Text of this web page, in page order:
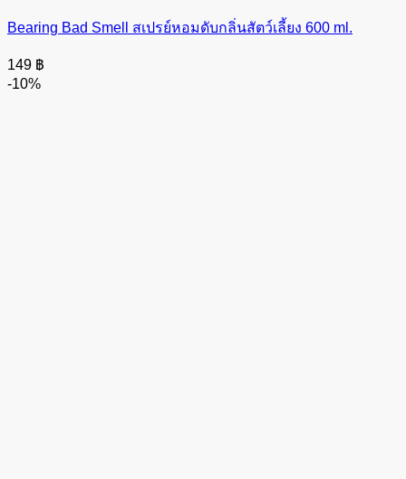
Bearing Bad Smell สเปรย์หอมดับกลิ่นสัตว์เลี้ยง 600 ml.
149 ฿
-10%